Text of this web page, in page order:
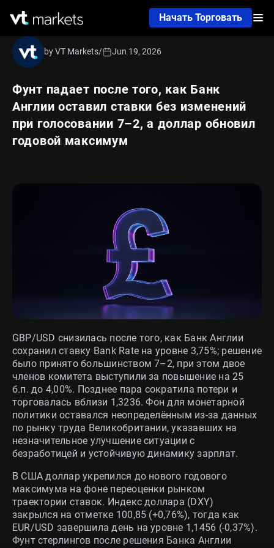
Начать Торговать
Фунт падает после того, как Банк
Англии оставил ставки без изменений
при голосовании 7–2, а доллар обновил
годовой максимум
by VT Markets/ Jun 19, 2026
GBP/USD снизилась после того, как Банк Англии
сохранил ставку Bank Rate на уровне 3,75%; решение
было принято большинством 7–2, при этом двое
членов комитета выступили за повышение на 25
б.п. до 4,00%. Позднее пара сократила потери и
торговалась вблизи 1,3236. Фон для монетарной
политики оставался неопределённым из‑за данных
по рынку труда Великобритании, указавших на
незначительное улучшение ситуации с
безработицей и устойчивую динамику зарплат.
В США доллар укрепился до нового годового
максимума на фоне переоценки рынком
траектории ставок. Индекс доллара (DXY)
закрылся на отметке 100,85 (+0,76%), тогда как
EUR/USD завершила день на уровне 1,1456 (-0,37%).
Фунт стерлингов после решения Банка Англии